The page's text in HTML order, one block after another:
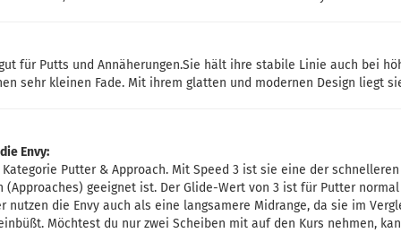
für Putts und Annäherungen.Sie hält ihre stabile Linie auch bei
sehr kleinen Fade. Mit ihrem glatten und modernen Design liegt
Envy:
Putter & Approach. Mit Speed 3 ist sie eine der
(Approaches) geeignet ist. Der Glide-Wert von 3 ist für Putter
nutzen die Envy auch als eine langsamere Midrange, da sie im
Möchtest du nur zwei Scheiben mit auf den Kurs nehmen,